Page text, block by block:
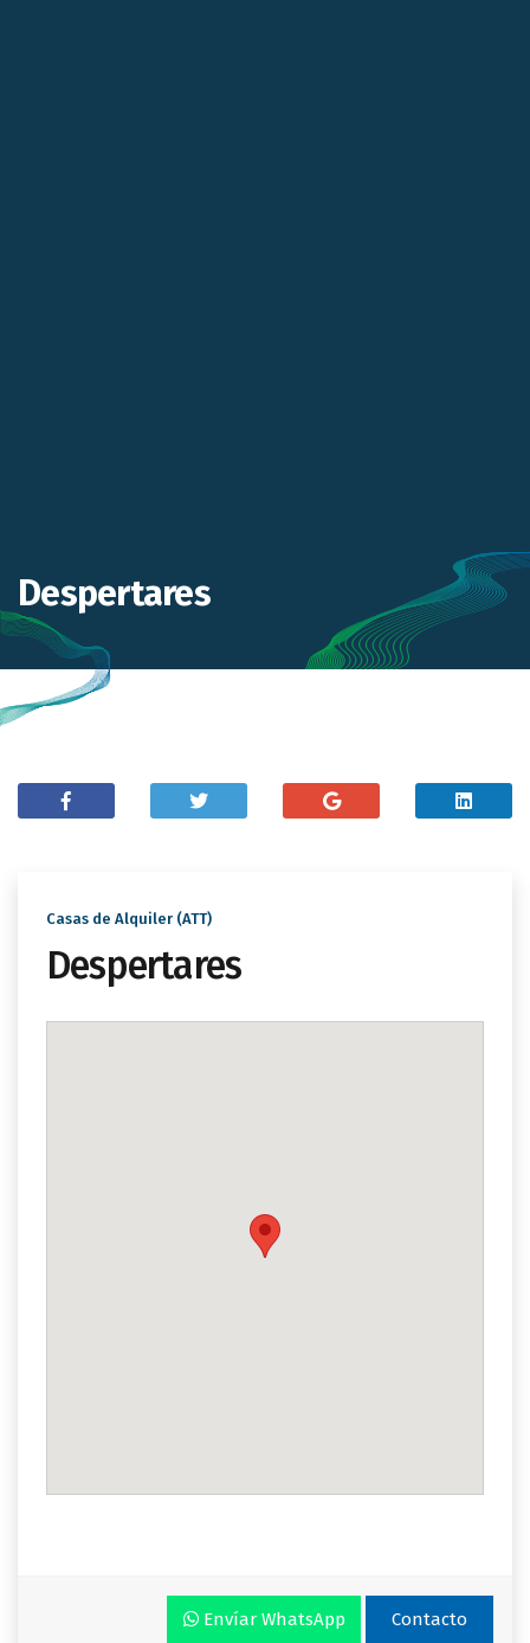
Despertares
Casas de Alquiler (ATT)
Despertares
Envíar WhatsApp Contacto